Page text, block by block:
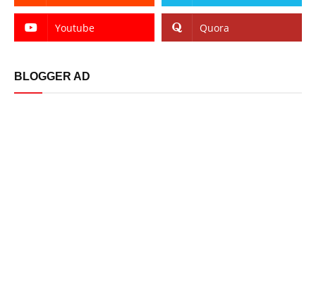
Youtube Quora
BLOGGER AD